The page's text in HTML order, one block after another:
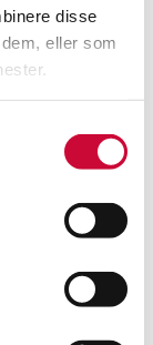
disse
eller som
Louis Poulsen.
samt